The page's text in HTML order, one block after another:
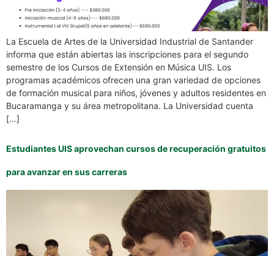
La Escuela de Artes de la Universidad Industrial de Santander
informa que están abiertas las inscripciones para el segundo
semestre de los Cursos de Extensión en Música UIS. Los
programas académicos ofrecen una gran variedad de opciones
de formación musical para niños, jóvenes y adultos residentes en
Bucaramanga y su área metropolitana. La Universidad cuenta
[…]
Estudiantes UIS aprovechan cursos de recuperación gratuitos
para avanzar en sus carreras